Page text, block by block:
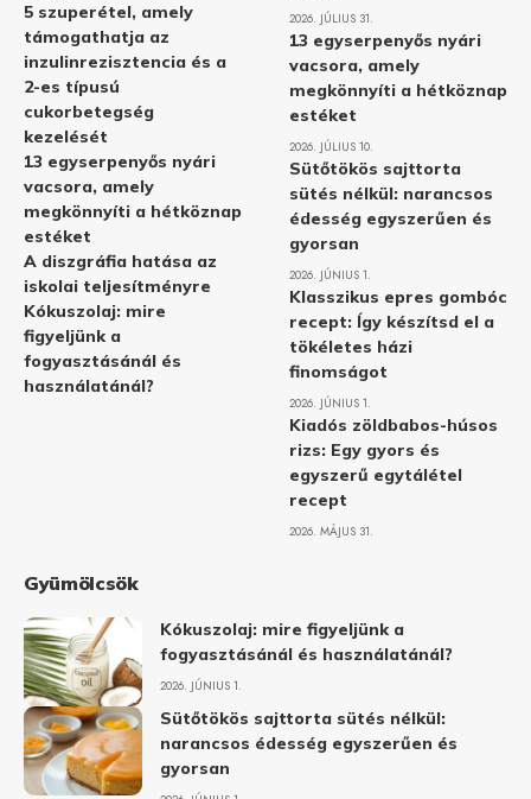
5 szuperétel, amely
támogathatja az
inzulinrezisztencia és a
2-es típusú
cukorbetegség
kezelését
13 egyserpenyős nyári
vacsora, amely
megkönnyíti a hétköznap
estéket
A diszgráfia hatása az
iskolai teljesítményre
Kókuszolaj: mire
figyeljünk a
fogyasztásánál és
használatánál?
2026. JÚLIUS 31.
13 egyserpenyős nyári
vacsora, amely
megkönnyíti a hétköznap
estéket
2026. JÚLIUS 10.
Sütőtökös sajttorta
sütés nélkül: narancsos
édesség egyszerűen és
gyorsan
2026. JÚNIUS 1.
Klasszikus epres gombóc
recept: Így készítsd el a
tökéletes házi
finomságot
2026. JÚNIUS 1.
Kiadós zöldbabos-húsos
rizs: Egy gyors és
egyszerű egytálétel
recept
2026. MÁJUS 31.
Gyümölcsök
Kókuszolaj: mire figyeljünk a
fogyasztásánál és használatánál?
2026. JÚNIUS 1.
Sütőtökös sajttorta sütés nélkül:
narancsos édesség egyszerűen és
gyorsan